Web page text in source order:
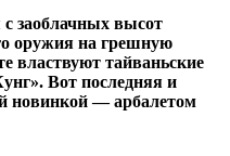
заоблачных высот
оружия на грешную
властвуют тайваньские
Вот последняя и
новинкой — арбалетом